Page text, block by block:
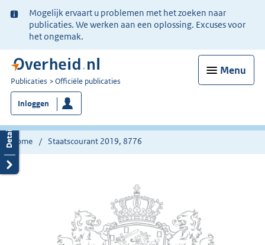
Ter
informatie:
Mogelijk ervaart u problemen met het zoeken naar
publicaties. We werken aan een oplossing. Excuses voor
het ongemak.
Menu
U
bent
nu
hier:
Publicaties Officiële publicaties
Inloggen
Home Staatscourant 2019, 8776